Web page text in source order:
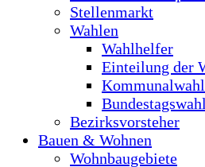
Stellenmarkt
Wahlen
Wahlhelfer
Einteilung der
Bezirksvorsteher
Bauen & Wohnen
Wohnbaugebiete